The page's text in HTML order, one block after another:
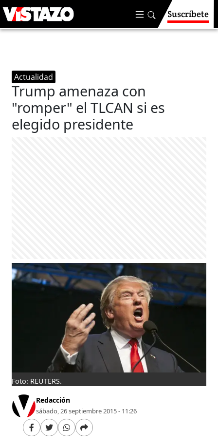
Suscríbete
Actualidad
Trump amenaza con
"romper" el TLCAN si es
elegido presidente
Foto: REUTERS.
Redacción
sábado, 26 septiembre 2015 - 11:26